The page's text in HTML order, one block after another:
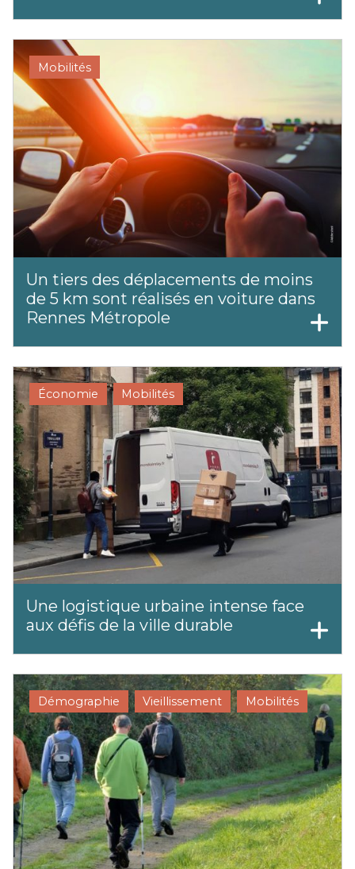
Mobilités
Un tiers des déplacements de moins
de 5 km sont réalisés en voiture dans
Rennes Métropole
Économie Mobilités
Une logistique urbaine intense face
aux défis de la ville durable
Démographie Vieillissement Mobilités